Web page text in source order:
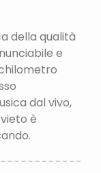
della qualità
e
dal vivo,
è